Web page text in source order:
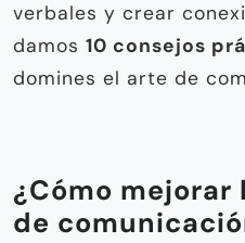
verbales y crear
damos 10 consejos
domines el arte de
¿Cómo
de